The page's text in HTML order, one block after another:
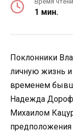
1 мин.
Поклонники
личную жизнь и
временем
Надежда
Михаилом